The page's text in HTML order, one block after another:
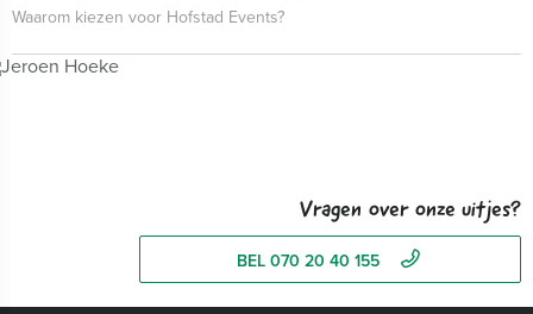
Waarom kiezen voor Hofstad Events?
Vragen over onze uitjes?
BEL 070 20 40 155